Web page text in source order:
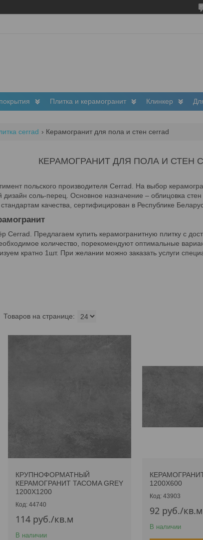
Плитка и керамогранит Клинкер
cerrad Керамогранит для пола и стен cerrad
КЕРАМОГРАНИТ ДЛЯ ПОЛА И СТЕН
польского производителя Cerrad. На выбор
дизайн соль-перец. Основное назначение – облицовка
качества, сертифицирован в Республике
Предлагаем купить керамогранитную плитку с
количество, порекомендуют оптимальные
кратно 1шт. При желании можно заказать услуги
КРУПНОФОРМАТНЫЙ
КЕРАМОГРАНИТ TACOMA GREY
1200Х1200
44740
114 руб./кв.м
В наличии
КЕРАМОГРАНИТ
1200Х600
43903
92 руб./кв.м
В наличии